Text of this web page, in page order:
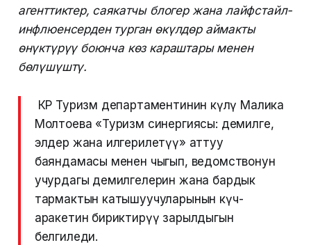
агенттиктер, саякатчы блогер жана лайфстайл-
инфлюенсерден турган өкүлдөр аймакты
өнүктүрүү боюнча көз караштары менен
бөлүшүштү.
КР Туризм департаментинин өкүлү Малика
Молтоева «Туризм синергиясы: демилге,
элдер жана илгерилетүү» аттуу
баяндамасы менен чыгып, ведомствонун
учурдагы демилгелерин жана бардык
тармактын катышуучуларынын күч-
аракетин бириктирүү зарылдыгын
белгиледи.